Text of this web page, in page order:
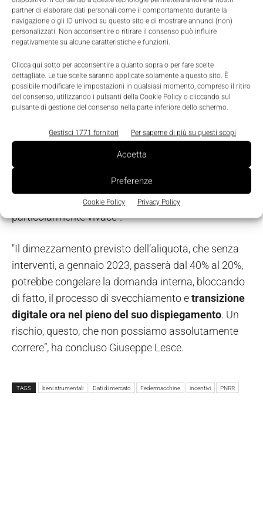
partner di elaborare dati personali come il comportamento durante la
navigazione o gli ID univoci su questo sito e di mostrare annunci (non)
personalizzati. Non acconsentire o ritirare il consenso può influire
negativamente su alcune caratteristiche e funzioni.
Clicca qui sotto per acconsentire a quanto sopra o per fare scelte
dettagliate. Le tue scelte saranno applicate solamente a questo sito. È
possibile modificare le impostazioni in qualsiasi momento, compreso il ritiro
del consenso, utilizzando i pulsanti della Cookie Policy o cliccando sul
pulsante di gestione del consenso nella parte inferiore dello schermo.
Gestisci 1771 fornitori Per saperne di più su questi scopi
Accetta
Preferenze
Cookie Policy Privacy Policy
spostamento, dal 30 giugno 2023 al 31 dicembre
2023, del termine di consegna dei macchinari e delle
tecnologie ordinate entro fine 2022 e per le quali è
“Infine auspichiamo che l’Europa dia il via libera
all’utilizzo da parte dell’Italia dei fondi non spesi
provvedimenti 4.0. Con queste risorse potrebbe
infatti essere finanziato (anche) il mantenimento
delle aliquote al 40% del credito di imposta per gli
investimenti in nuove tecnologie di produzione, così
da sostenere il mercato domestico ancora
particolarmente vivace".
"Il dimezzamento previsto dell’aliquota, che senza
interventi, a gennaio 2023, passerà dal 40% al 20%,
potrebbe congelare la domanda interna, bloccando
di fatto, il processo di svecchiamento etransizione
digitale ora nel pieno del suo dispiegamento. Un
rischio, questo, che non possiamo assolutamente
correre”, ha concluso Giuseppe Lesce.
TAGS beni strumentali Dati di mercato Federmacchine incentivi PNRR